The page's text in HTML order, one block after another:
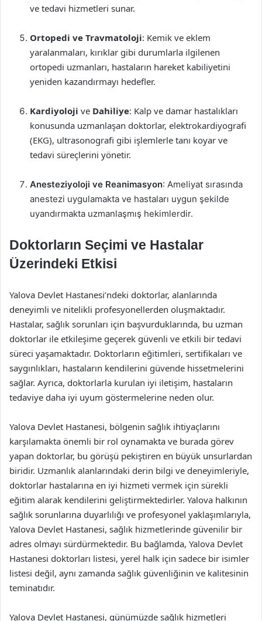
ve tedavi hizmetleri sunar.
Ortopedi ve Travmatoloji: Kemik ve eklem
yaralanmaları, kırıklar gibi durumlarla ilgilenen
ortopedi uzmanları, hastaların hareket kabiliyetini
yeniden kazandırmayı hedefler.
Kardiyoloji ve Dahiliye: Kalp ve damar hastalıkları
konusunda uzmanlaşan doktorlar, elektrokardiyografi
(EKG), ultrasonografi gibi işlemlerle tanı koyar ve
tedavi süreçlerini yönetir.
Anesteziyoloji ve Reanimasyon: Ameliyat sırasında
anestezi uygulamakta ve hastaları uygun şekilde
uyandırmakta uzmanlaşmış hekimlerdir.
Doktorların Seçimi ve Hastalar
Üzerindeki Etkisi
Yalova Devlet Hastanesi’ndeki doktorlar, alanlarında
deneyimli ve nitelikli profesyonellerden oluşmaktadır.
Hastalar, sağlık sorunları için başvurduklarında, bu uzman
doktorlar ile etkileşime geçerek güvenli ve etkili bir tedavi
süreci yaşamaktadır. Doktorların eğitimleri, sertifikaları ve
saygınlıkları, hastaların kendilerini güvende hissetmelerini
sağlar. Ayrıca, doktorlarla kurulan iyi iletişim, hastaların
tedaviye daha iyi uyum göstermelerine neden olur.
Yalova Devlet Hastanesi, bölgenin sağlık ihtiyaçlarını
karşılamakta önemli bir rol oynamakta ve burada görev
yapan doktorlar, bu görüşü pekiştiren en büyük unsurlardan
biridir. Uzmanlık alanlarındaki derin bilgi ve deneyimleriyle,
doktorlar hastalarına en iyi hizmeti vermek için sürekli
eğitim alarak kendilerini geliştirmektedirler. Yalova halkının
sağlık sorunlarına duyarlılığı ve profesyonel yaklaşımlarıyla,
Yalova Devlet Hastanesi, sağlık hizmetlerinde güvenilir bir
adres olmayı sürdürmektedir. Bu bağlamda, Yalova Devlet
Hastanesi doktorları listesi, yerel halk için sadece bir isimler
listesi değil, aynı zamanda sağlık güvenliğinin ve kalitesinin
teminatıdır.
Yalova Devlet Hastanesi, günümüzde sağlık hizmetleri